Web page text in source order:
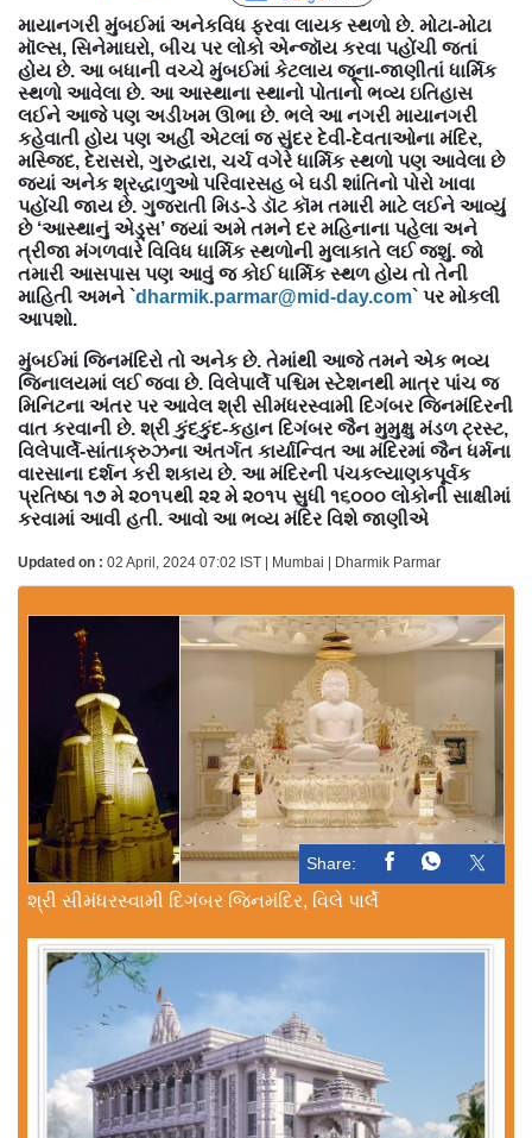
માયાનગરી મુંબઈમાં અનેકવિધ ફરવા લાયક સ્થળો છે. મોટા-મોટા
મૉલ્સ, સિનેમાઘરો, બીચ પર લોકો એન્જૉય કરવા પહોંચી જતાં
હોય છે. આ બધાની વચ્ચે મુંબઈમાં કેટલાય જૂના-જાણીતાં ધાર્મિક
સ્થળો આવેલા છે. આ આસ્થાના સ્થાનો પોતાનો ભવ્ય ઇતિહાસ
લઈને આજે પણ અડીખમ ઊભા છે. ભલે આ નગરી માયાનગરી
કહેવાતી હોય પણ અહીં એટલાં જ સુંદર દેવી-દેવતાઓના મંદિર,
મસ્જિદ, દેરાસરો, ગુરુદ્વારા, ચર્ચ વગેરે ધાર્મિક સ્થળો પણ આવેલા છે
જ્યાં અનેક શ્રદ્ધાળુઓ પરિવારસહ બે ઘડી શાંતિનો પોરો ખાવા
પહોંચી જાય છે. ગુજરાતી મિડ-ડે ડૉટ કૉમ તમારી માટે લઈને આવ્યું
છે ‘આસ્થાનું એડ્ર્સ’ જ્યાં અમે તમને દર મહિનાના પહેલા અને
ત્રીજા મંગળવારે વિવિધ ધાર્મિક સ્થળોની મુલાકાતે લઈ જશું. જો
તમારી આસપાસ પણ આવું જ કોઈ ધાર્મિક સ્થળ હોય તો તેની
માહિતી અમને `dharmik.parmar@mid-day.com` પર મોકલી
આપશો.
મુંબઈમાં જિનમંદિરો તો અનેક છે. તેમાંથી આજે તમને એક ભવ્ય
જિનાલયમાં લઈ જવા છે. વિલેપાર્લે પશ્ચિમ સ્ટેશનથી માત્ર પાંચ જ
મિનિટના અંતર પર આવેલ શ્રી સીમંધરસ્વામી દિગંબર જિનમંદિરની
વાત કરવાની છે. શ્રી કુંદકુંદ-કહાન દિગંબર જૈન મુમુક્ષુ મંડળ ટ્રસ્ટ,
વિલેપાર્લે-સાંતાક્રુઝના અંતર્ગત કાર્યાન્વિત આ મંદિરમાં જૈન ધર્મના
વારસાના દર્શન કરી શકાય છે. આ મંદિરની પંચકલ્યાણકપૂર્વક
પ્રતિષ્ઠા ૧૭ મે ૨૦૧૫થી ૨૨ મે ૨૦૧૫ સુધી ૧૬૦૦૦ લોકોની સાક્ષીમાં
કરવામાં આવી હતી. આવો આ ભવ્ય મંદિર વિશે જાણીએ
Updated on : 02 April, 2024 07:02 IST | Mumbai | Dharmik Parmar
Share:
શ્રી સીમંધરસ્વામી દિગંબર જિનમંદિર, વિલે પાર્લે